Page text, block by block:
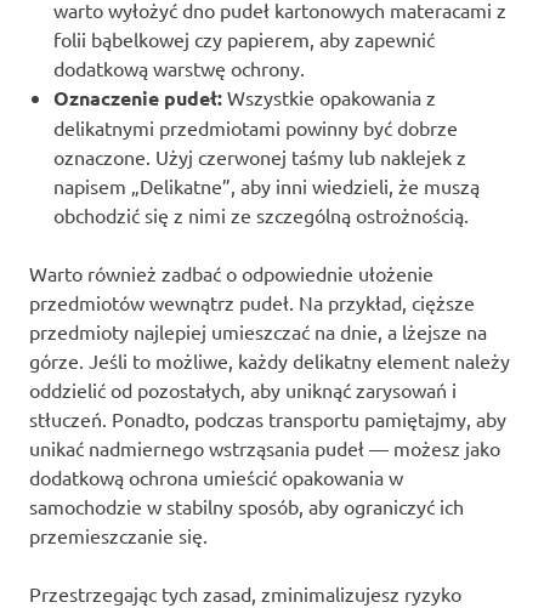
warto wyłożyć dno pudeł kartonowych materacami z
folii bąbelkowej czy papierem, aby zapewnić
dodatkową warstwę ochrony.
Oznaczenie pudeł: Wszystkie opakowania z
delikatnymi przedmiotami powinny być dobrze
oznaczone. Użyj czerwonej taśmy lub naklejek z
napisem „Delikatne”, aby inni wiedzieli, że muszą
obchodzić się z nimi ze szczególną ostrożnością.
Warto również zadbać o odpowiednie ułożenie
przedmiotów wewnątrz pudeł. Na przykład, cięższe
przedmioty najlepiej umieszczać na dnie, a lżejsze na
górze. Jeśli to możliwe, każdy delikatny element należy
oddzielić od pozostałych, aby uniknąć zarysowań i
stłuczeń. Ponadto, podczas transportu pamiętajmy, aby
unikać nadmiernego wstrząsania pudeł — możesz jako
dodatkową ochrona umieścić opakowania w
samochodzie w stabilny sposób, aby ograniczyć ich
przemieszczanie się.
Przestrzegając tych zasad, zminimalizujesz ryzyko